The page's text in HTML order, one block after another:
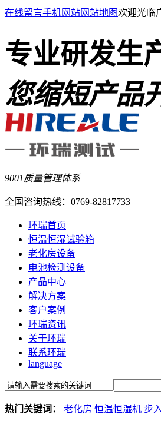
在线留言手机网站网站地图欢迎光临
专业研发生
您缩短产品
9001质量管理体系
全国咨询热线： 0769-82817733
环瑞首页
恒温恒湿试验箱
老化房设备
电池检测设备
产品中心
解决方案
客户案例
环瑞资讯
关于环瑞
联系环瑞
language
热门关键词： 老化房 恒温恒湿机 步